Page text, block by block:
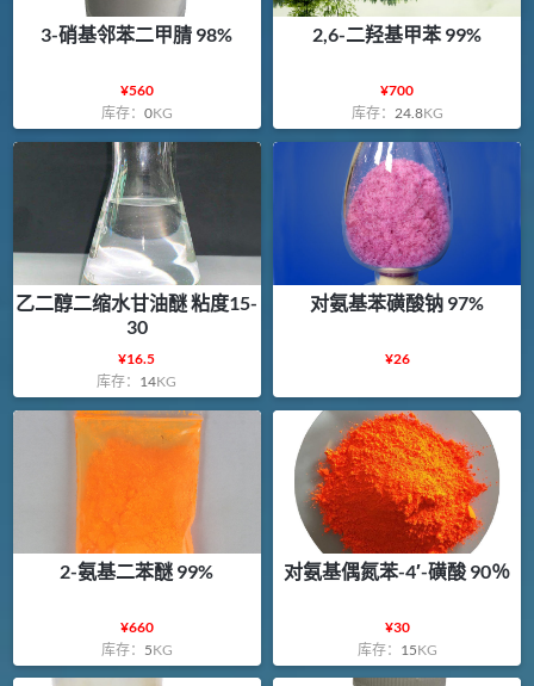
3-硝基邻苯二甲腈 98%
¥560
库存： 0KG
2,6-二羟基甲苯 99%
¥700
库存： 24.8KG
乙二醇二缩水甘油醚 粘度15-
30
¥16.5
库存： 14KG
对氨基苯磺酸钠 97%
¥26
2-氨基二苯醚 99%
¥660
库存： 5KG
对氨基偶氮苯-4′-磺酸 90％
¥30
库存： 15KG